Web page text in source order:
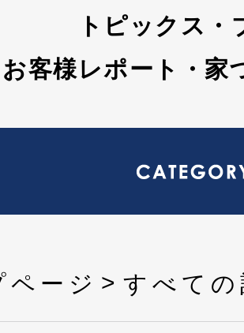
トピックス・
お客様レポート・家
ページ すべて